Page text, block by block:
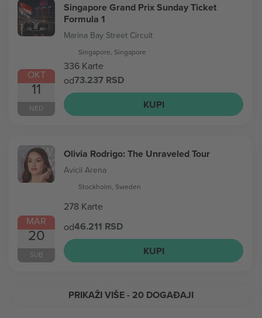
OKT
11
NED
Singapore Grand Prix Sunday Ticket
Formula 1
Marina Bay Street Circuit
Singapore, Singapore
336 Karte
od73.237 RSD
KUPI
MAR
20
SUB
Olivia Rodrigo: The Unraveled Tour
Avicii Arena
Stockholm, Sweden
278 Karte
od46.211 RSD
KUPI
PRIKAŽI VIŠE- 20 DOGAĐAJI